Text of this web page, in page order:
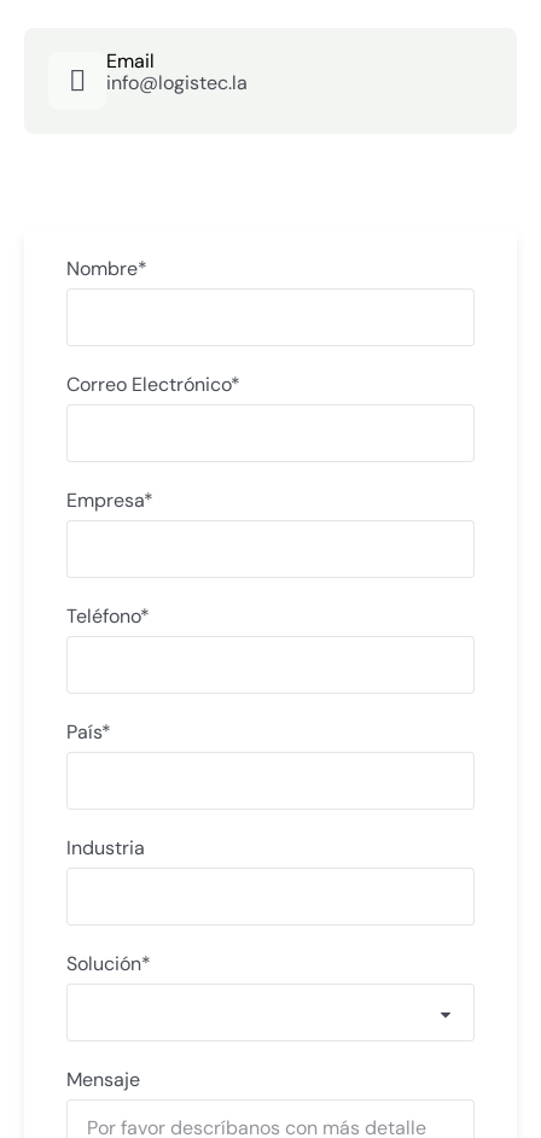
Email
info@logistec.la
Nombre*
Correo Electrónico*
Empresa*
Teléfono*
País*
Industria
Solución*
Mensaje